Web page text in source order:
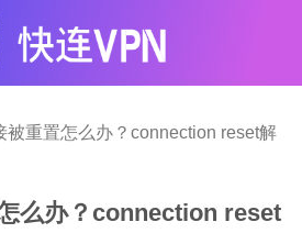
被重置怎么办？connection reset解
么办？connection reset